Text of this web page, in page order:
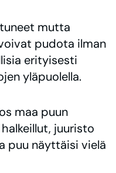
mutta
pudota ilman
erityisesti
yläpuolella.
maa puun
juuristo
puu näyttäisi vielä